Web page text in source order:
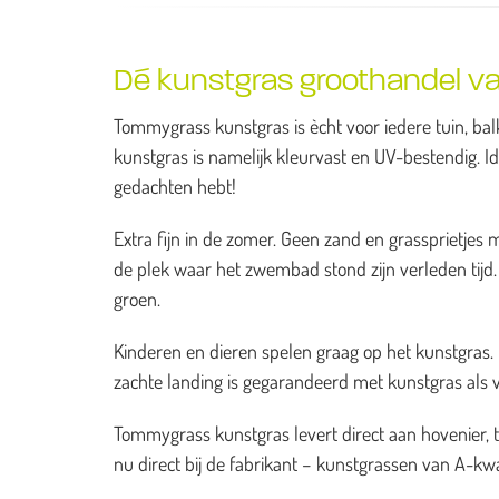
Dé kunstgras groothandel
Tommygrass kunstgras is ècht voor iedere tuin,
kunstgras is namelijk kleurvast en UV-bestendig.
gedachten hebt!
Extra fijn in de zomer. Geen zand en
de plek waar het zwembad stond zijn verleden
groen.
Kinderen en dieren spelen graag op het
zachte landing is gegarandeerd met kunstgras
Tommygrass kunstgras levert direct aan
nu direct bij de fabrikant – kunstgrassen van A-